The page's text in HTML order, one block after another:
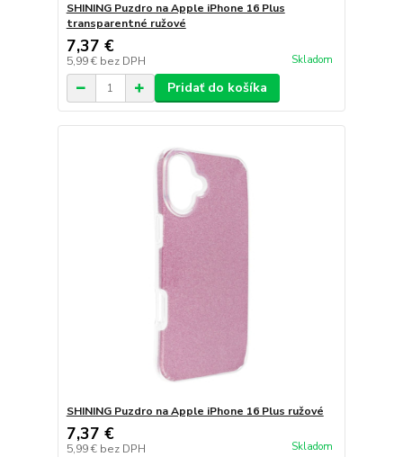
SHINING Puzdro na Apple iPhone 16 Plus
transparentné ružové
7,37 €
5,99 € bez DPH Skladom
Pridať do košíka
SHINING Puzdro na Apple iPhone 16 Plus ružové
7,37 €
5,99 € bez DPH Skladom